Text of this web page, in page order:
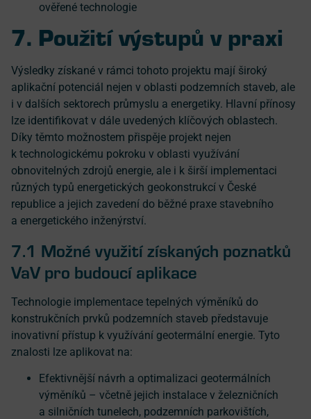
ověřené technologie
7. Použití výstupů v praxi
Výsledky získané v rámci tohoto projektu mají široký
aplikační potenciál nejen v oblasti podzemních staveb, ale
i v dalších sektorech průmyslu a energetiky. Hlavní přínosy
lze identifikovat v dále uvedených klíčových oblastech.
Díky těmto možnostem přispěje projekt nejen
k technologickému pokroku v oblasti využívání
obnovitelných zdrojů energie, ale i k širší implementaci
různých typů energetických geokonstrukcí v České
republice a jejich zavedení do běžné praxe stavebního
a energetického inženýrství.
7.1 Možné využití získaných poznatků
VaV pro budoucí aplikace
Technologie implementace tepelných výměníků do
konstrukčních prvků podzemních staveb představuje
inovativní přístup k využívání geotermální energie. Tyto
znalosti lze aplikovat na:
Efektivnější návrh a optimalizaci geotermálních
výměníků – včetně jejich instalace v železničních
a silničních tunelech, podzemních parkovištích,